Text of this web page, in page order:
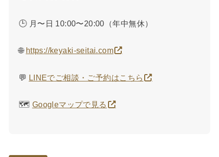
🕒 月〜日 10:00〜20:00（年中無休）
🌐 https://keyaki-seitai.com
💬 LINEでご相談・ご予約はこちら
🗺️ Googleマップで見る